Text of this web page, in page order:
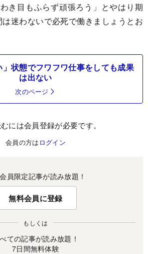
き目もふらず頑張ろう」とやはり期
迷わないで必死で働きましょうとお
」状態でフワフワ仕事をしても成果
は出ない
次のページ
には会員登録が必要です。
会員の方は ログイン
員限定記事が読み放題！
無料会員に登録
もしくは
ての記事が読み放題！
7日間無料体験